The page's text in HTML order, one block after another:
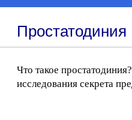
Простатодиния
Что такое
исследования секрета